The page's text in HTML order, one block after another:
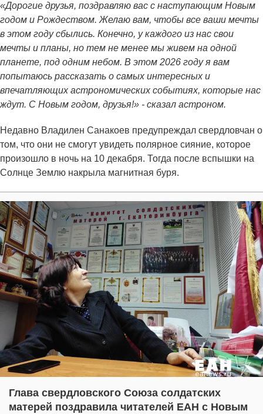
«Дорогие друзья, поздравляю вас с наступающим Новым
годом и Рождеством. Желаю вам, чтобы все ваши мечты
в этом году сбылись. Конечно, у каждого из нас свои
мечты и планы, но тем не менее мы живем на одной
планете, под одним небом. В этом 2026 году я вам
попытаюсь рассказать о самых интересных и
впечатляющих астрономических событиях, которые нас
ждут. С Новым годом, друзья!» - сказал астроном.
Недавно Владилен Санакоев предупреждал свердловчан о
том, что они не смогут увидеть полярное сияние, которое
произошло в ночь на 10 декабря. Тогда после вспышки на
Солнце Землю накрыла магнитная буря.
Глава свердловского Союза солдатских
матерей поздравила читателей ЕАН с Новым